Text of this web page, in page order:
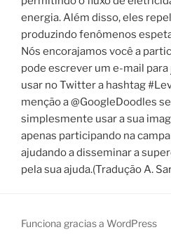
energia. Além disso, eles
produzindo fenômenos
Nós encorajamos você a
pode escrever um e-mail para
usar no Twitter a hashtag
menção a @GoogleDoodles
simplesmente usar a sua
apenas participando na
ajudando a disseminar a
pela sua ajuda.(Tradução A.
Funciona gracias a WordPress